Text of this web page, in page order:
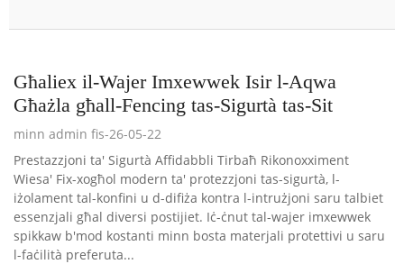
Għaliex il-Wajer Imxewwek Isir l-Aqwa
Għażla għall-Fencing tas-Sigurtà tas-Sit
minn admin fis-26-05-22
Prestazzjoni ta' Sigurtà Affidabbli Tirbaħ Rikonoxximent
Wiesa' Fix-xogħol modern ta' protezzjoni tas-sigurtà, l-
iżolament tal-konfini u d-difiża kontra l-intrużjoni saru talbiet
essenzjali għal diversi postijiet. Iċ-ċnut tal-wajer imxewwek
spikkaw b'mod kostanti minn bosta materjali protettivi u saru
l-faċilità preferuta...